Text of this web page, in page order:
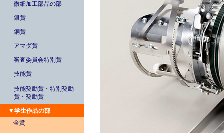
微細加工部品の部
銀賞
銅賞
アマダ賞
審査委員会特別賞
技能賞
技能奨励賞・特別奨励
賞・奨励賞
▼学生作品の部
金賞